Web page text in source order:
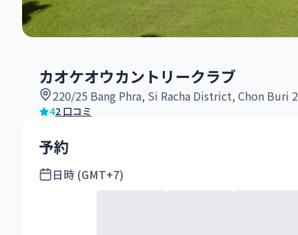
カオケオウカントリークラブ
220/25 Bang Phra, Si Racha District, Chon Buri
42 口コミ
予約
日時 (GMT+7)